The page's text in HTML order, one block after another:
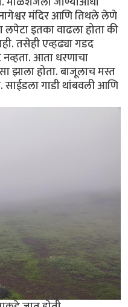
मंदिर आणि तिथले लेणे
लपेटा इतका वाढला होता की
तसेही एव्हढ्या गडद
नव्हता. आता धरणाचा
झाला होता. बाजूलाच मस्त
गाडी थांबवली आणि